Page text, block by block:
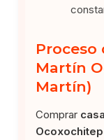
Proceso
Martín
Martín)
Comprar